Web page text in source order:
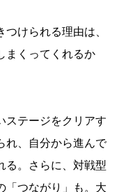
けられる理由は、
まくってくれるか
ステージをクリアす
れ、自分から進んで
る。さらに、対戦型
「つながり」も。大